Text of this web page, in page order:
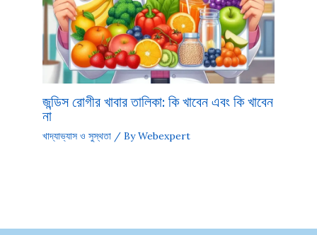
জন্ডিস রোগীর খাবার তালিকা: কি খাবেন এবং কি খাবেন
না
খাদ্যাভ্যাস ও সুস্থতা / ByWebexpert